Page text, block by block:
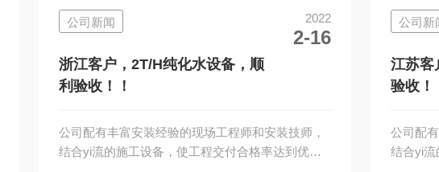
员的培训。我公司对用户实行设备一年保修，终身
服务的原则，均建立档案，进行跟踪服务，确保质
量水平
员的培
服务的
量水平
公司新闻 2022
2-16
浙江客户，2T/H纯化水设备，顺
利验收！！
公司配有丰富安装经验的现场工程师和安装技师，
结合yi流的施工设备，使工程交付合格率达到优良
公司新
江苏客
验收！
公司配
结合yi流